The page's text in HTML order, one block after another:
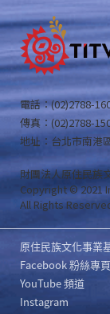
電話：(02)2788-
傳真：(02)2788-
地址：台北市南港
財團法人原住民族
Copyright © 2021
All Rights
原住民族文化事業
Facebook 粉絲專頁
YouTube 頻道
Instagram